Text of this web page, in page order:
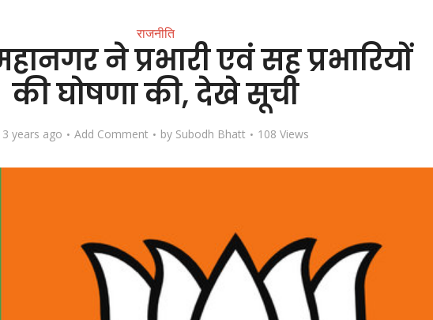
राजनीति
ने प्रभारी एवं सह प्रभारियों
की घोषणा की, देखे सूची
3 years ago Add Comment by Subodh Bhatt 108 Views